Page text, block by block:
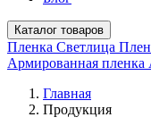
Каталог товаров
Пленка Светлица
Армированная пленка
Главная
Продукция